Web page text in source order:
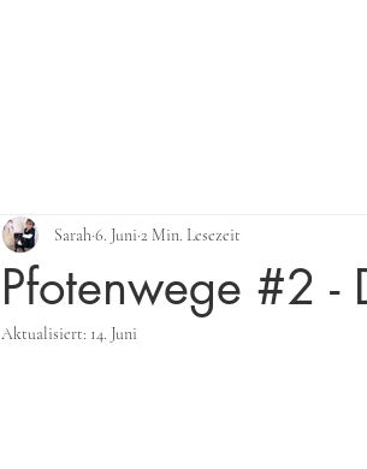
Pfotenwege #2 -
Sarah6. Juni 2 Min. Lesezeit
Aktualisiert: 14. Juni